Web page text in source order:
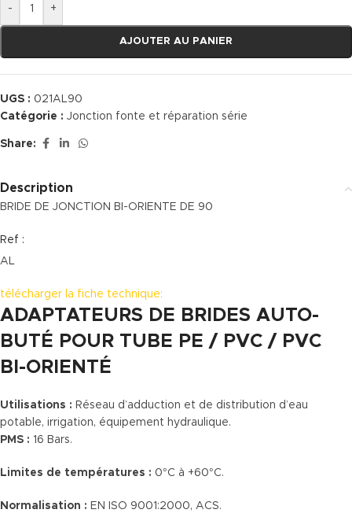
- +
AJOUTER AU PANIER
UGS : 021AL90
Catégorie : Jonction fonte et réparation série
Share:
Description
BRIDE DE JONCTION BI-ORIENTE DE 90
Ref :
AL
télécharger la fiche technique:
ADAPTATEURS DE BRIDES AUTO-
BUTÉ POUR TUBE PE / PVC / PVC
BI-ORIENTÉ
Utilisations : Réseau d’adduction et de distribution d’eau
potable, irrigation, équipement hydraulique.
PMS : 16 Bars.
Limites de températures : 0°C à +60°C.
Normalisation : EN ISO 9001:2000, ACS.